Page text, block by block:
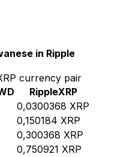
in Ripple
currency pair
RippleXRP
0,0300368 XRP
0,150184 XRP
0,300368 XRP
0,750921 XRP